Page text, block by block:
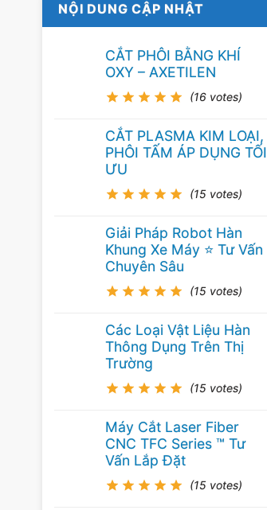
NỘI DUNG CẬP NHẬT
CẮT PHÔI BẰNG KHÍ
OXY – AXETILEN
(16 votes)
CẮT PLASMA KIM LOẠI,
PHÔI TẤM ÁP DỤNG TỐI
ƯU
(15 votes)
Giải Pháp Robot Hàn
Khung Xe Máy ⭐️ Tư Vấn
Chuyên Sâu
(15 votes)
Các Loại Vật Liệu Hàn
Thông Dụng Trên Thị
Trường
(15 votes)
Máy Cắt Laser Fiber
CNC TFC Series ™ Tư
Vấn Lắp Đặt
(15 votes)